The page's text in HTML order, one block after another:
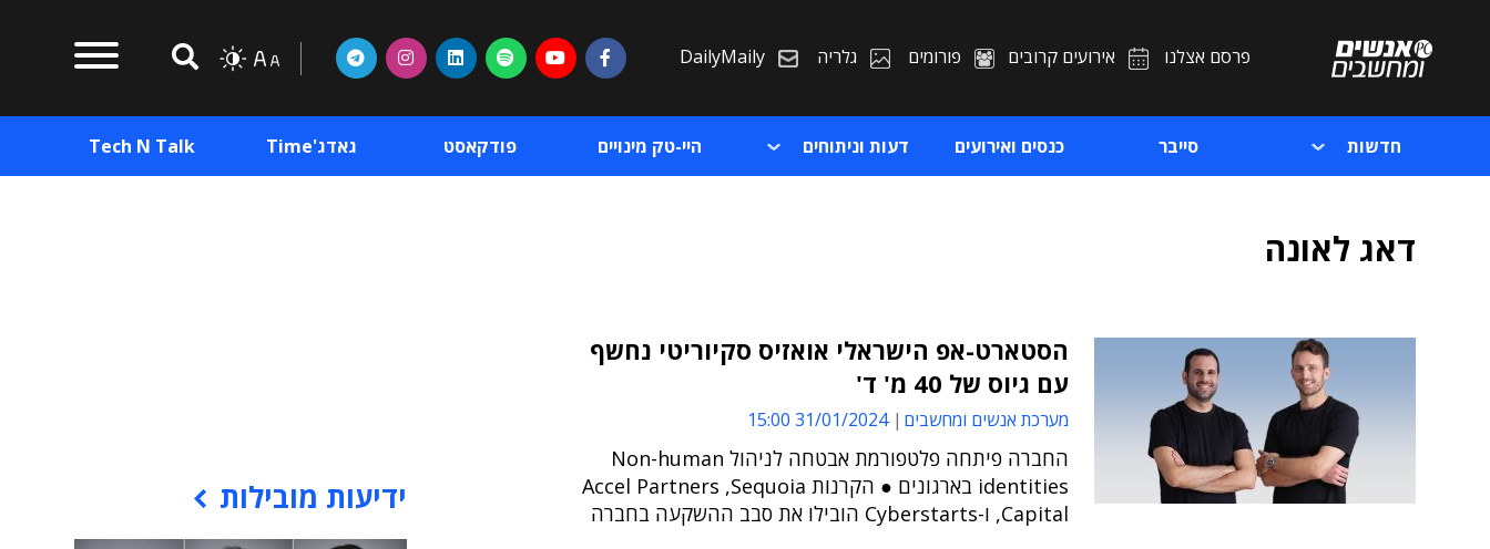
פרסם אצלנו אירועים קרובים פורומים גלריה DailyMaily
חדשות סייבר כנסים ואירועים דעות וניתוחים היי-טק מינויים פודקאסט גאדג'Time Tech N Talk
דאג לאונה
הסטארט-אפ הישראלי אואזיס סקיוריטי נחשף
עם גיוס של 40 מ' ד'
מערכת אנשים ומחשבים 31/01/2024 15:00
החברה פיתחה פלטפורמת אבטחה לניהול Non-human
identities בארגונים ● הקרנות Accel Partners ,Sequoia
Capital, ו-Cyberstarts הובילו את סבב ההשקעה בחברה
ידיעות מובילות